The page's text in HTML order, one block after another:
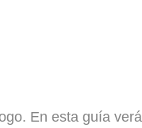
En esta guía